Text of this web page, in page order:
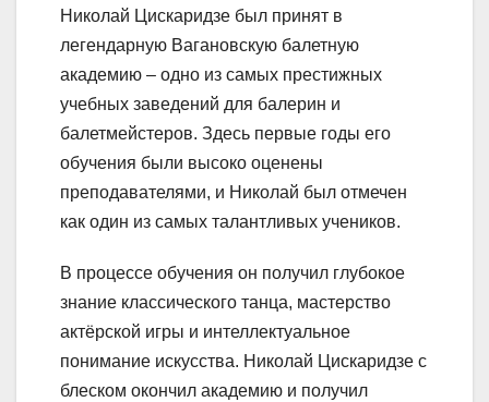
Николай Цискаридзе был принят в
легендарную Вагановскую балетную
академию – одно из самых престижных
учебных заведений для балерин и
балетмейстеров. Здесь первые годы его
обучения были высоко оценены
преподавателями, и Николай был отмечен
как один из самых талантливых учеников.
В процессе обучения он получил глубокое
знание классического танца, мастерство
актёрской игры и интеллектуальное
понимание искусства. Николай Цискаридзе с
блеском окончил академию и получил